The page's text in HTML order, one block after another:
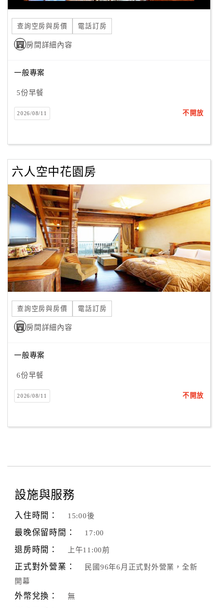
查詢空房與房價 電話訂房
房間詳細內容
一般專案
5份早餐
2026/08/11 不開放
六人空中花園房
查詢空房與房價 電話訂房
房間詳細內容
一般專案
6份早餐
2026/08/11 不開放
設施與服務
入住時間： 15:00後
最晚保留時間： 17:00
退房時間： 上午11:00前
正式對外營業：
民國96年6月正式對外營業，全新
開幕
外幣兌換： 無